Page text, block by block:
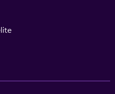
en silla de ruedas